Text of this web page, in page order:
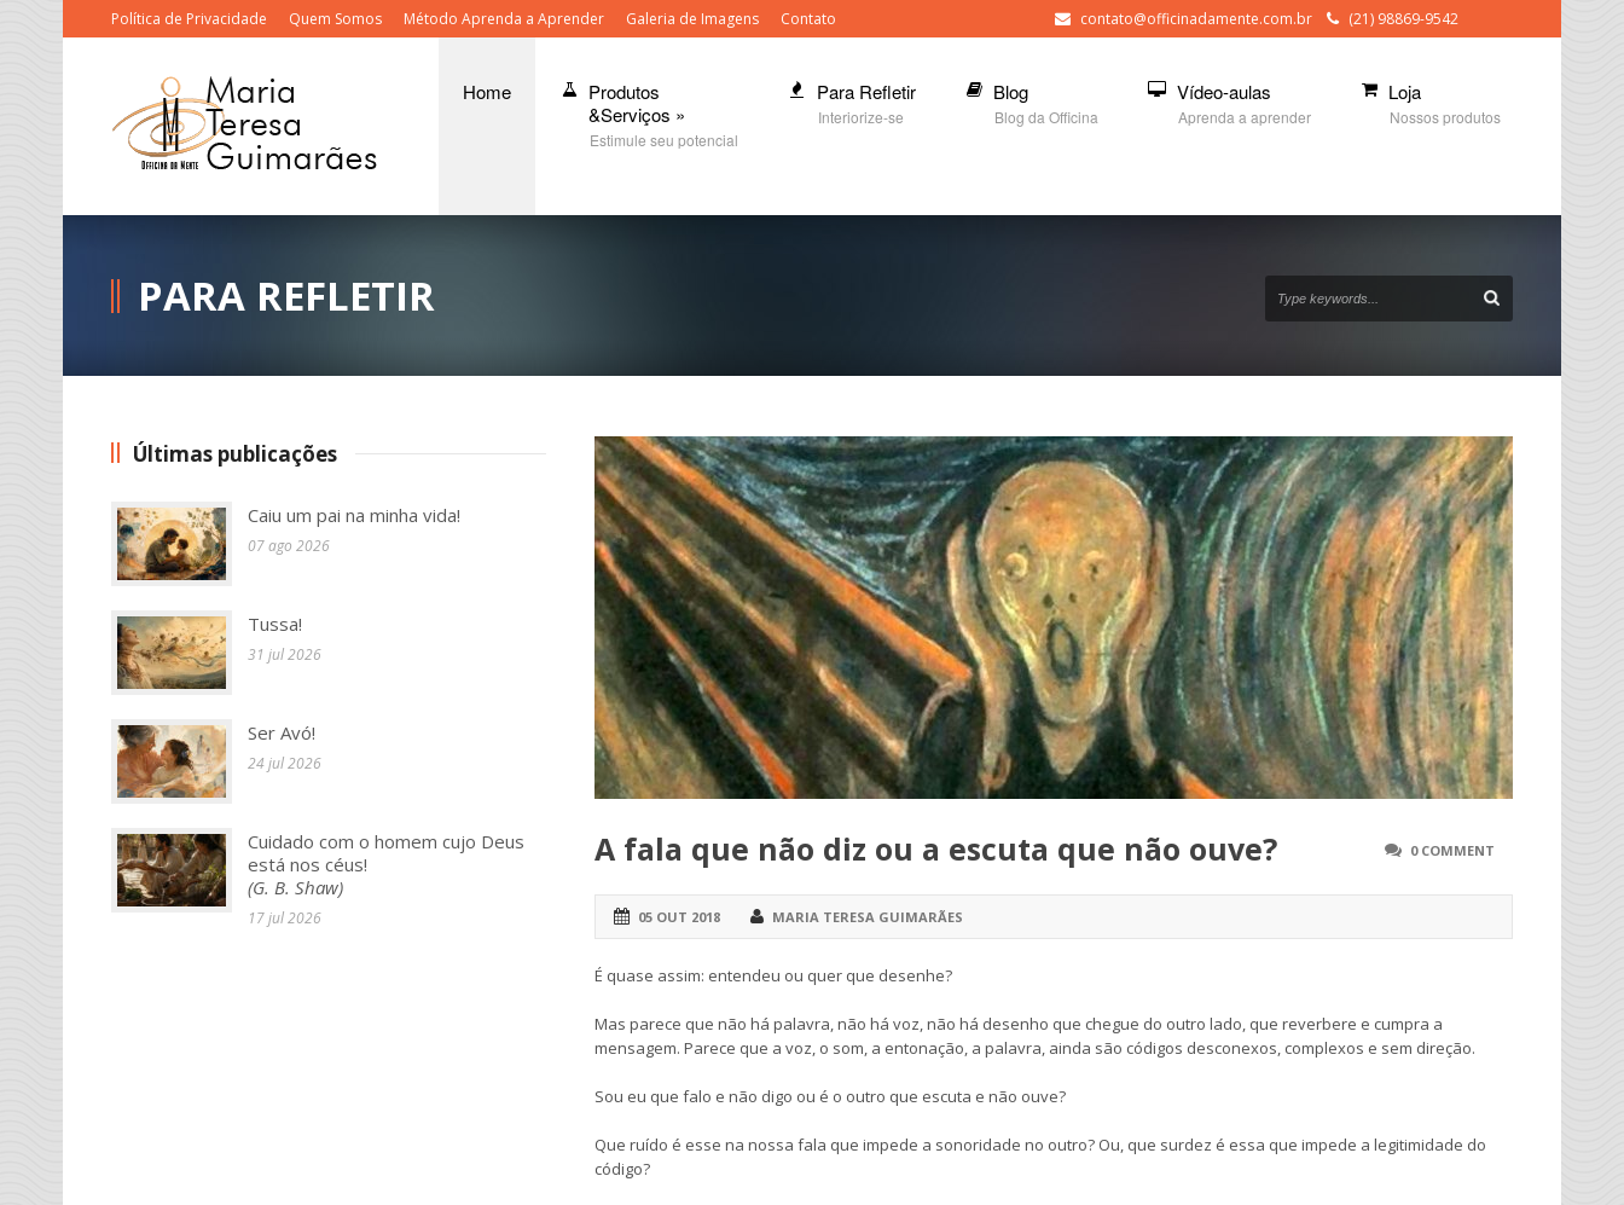
Política de Privacidade Quem Somos Método Aprenda a Aprender Galeria de Imagens Contato contato@officinadamente.com.br (21) 98869-9542
Home
Produtos
&Serviços »
Estimule seu potencial
Para Refletir
Interiorize-se
Blog
Blog da Officina
Vídeo-aulas
Aprenda a aprender
Loja
Nossos produtos
PARA REFLETIR
0 COMMENT
A fala que não diz ou a escuta que não ouve?
05 OUT 2018 MARIA TERESA GUIMARÃES
É quase assim: entendeu ou quer que desenhe?
Mas parece que não há palavra, não há voz, não há desenho que chegue do outro lado, que reverbere e cumpra a
mensagem. Parece que a voz, o som, a entonação, a palavra, ainda são códigos desconexos, complexos e sem direção.
Sou eu que falo e não digo ou é o outro que escuta e não ouve?
Que ruído é esse na nossa fala que impede a sonoridade no outro? Ou, que surdez é essa que impede a legitimidade do
código?
Últimas publicações
Caiu um pai na minha vida!
07 ago 2026
Tussa!
31 jul 2026
Ser Avó!
24 jul 2026
Cuidado com o homem cujo Deus
está nos céus!
(G. B. Shaw)
17 jul 2026